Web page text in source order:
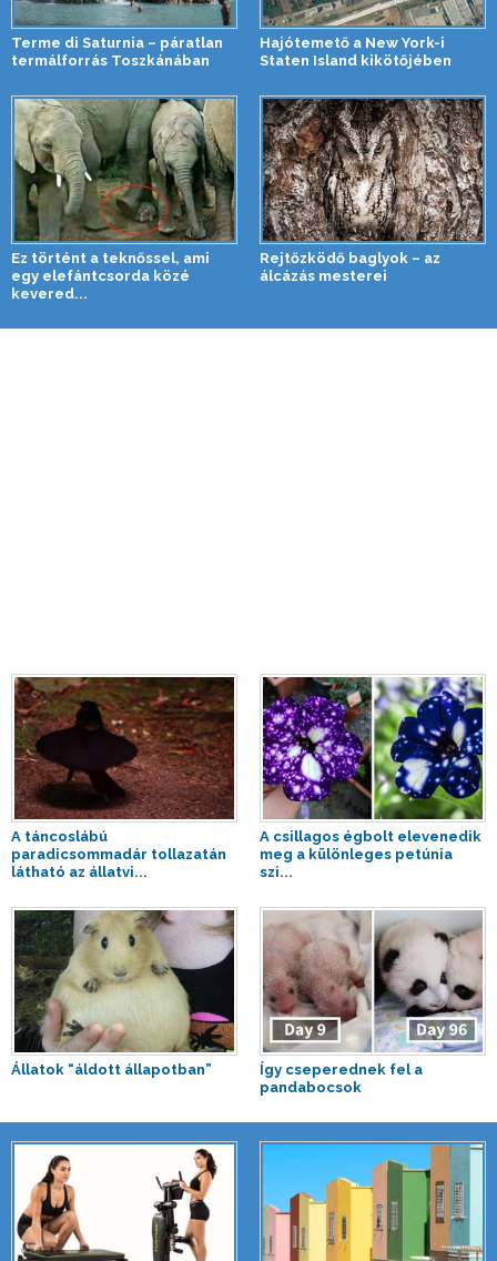
Terme di Saturnia – páratlan
termálforrás Toszkánában
Hajótemető a New York-i
Staten Island kikötőjében
Ez történt a teknőssel, ami
egy elefántcsorda közé
kevered...
Rejtőzködő baglyok – az
álcázás mesterei
A táncoslábú
paradicsommadár tollazatán
látható az állatvi...
A csillagos égbolt elevenedik
meg a különleges petúnia
szi...
Állatok “áldott állapotban”
Így cseperednek fel a
pandabocsok